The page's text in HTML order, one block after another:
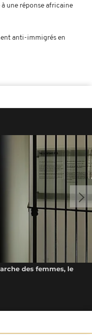
une réponse africaine
anti-immigrés en
des femmes, le